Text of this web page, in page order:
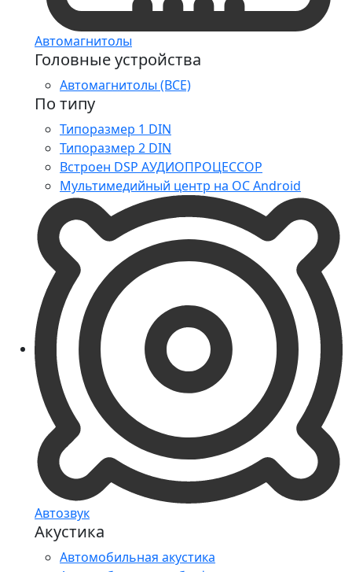
Автомагнитолы
Головные устройства
Автомагнитолы (ВСЕ)
По типу
Типоразмер 1 DIN
Типоразмер 2 DIN
Встроен DSP АУДИОПРОЦЕССОР
Мультимедийный центр на ОС Android
Автозвук
Акустика
Автомобильная акустика